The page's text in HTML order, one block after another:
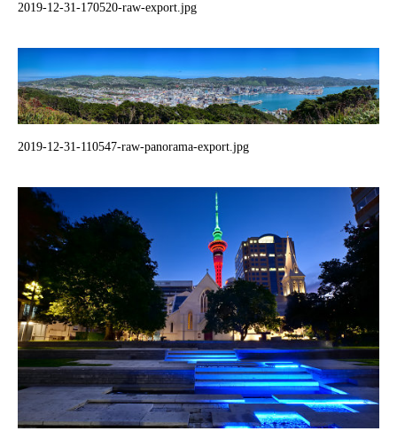
2019-12-31-170520-raw-export.jpg
2019-12-31-110547-raw-panorama-export.jpg